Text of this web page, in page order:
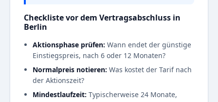
Checkliste vor dem Vertragsabschluss in
Berlin
Aktionsphase prüfen: Wann endet der günstige
Einstiegspreis, nach 6 oder 12 Monaten?
Normalpreis notieren: Was kostet der Tarif nach
der Aktionszeit?
Mindestlaufzeit: Typischerweise 24 Monate,